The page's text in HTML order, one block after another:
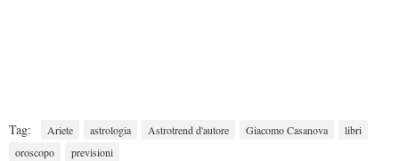
Tag: Ariete astrologia Astrotrend d'autore Giacomo Casanova
libri
oroscopo
previsioni